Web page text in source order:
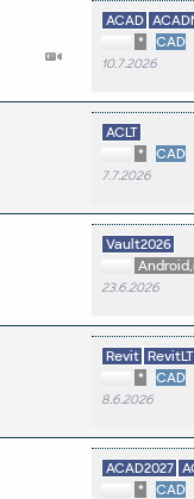
ACAD
*
CAD
10.7.2026
ACLT
*
CAD
7.7.2026
Vault2026
23.6.2026
Revit RevitLT
*
CAD
8.6.2026
ACAD2027
*
CAD